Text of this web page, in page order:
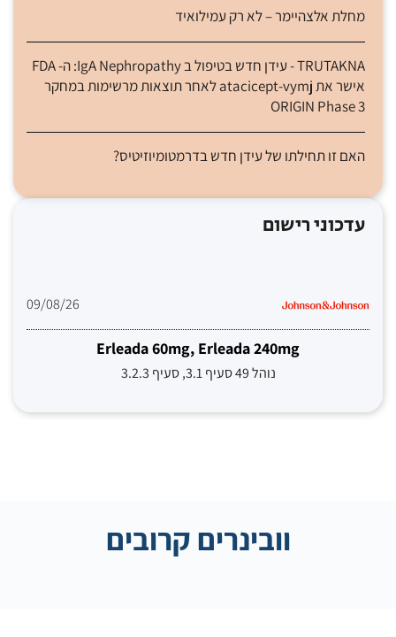
מחלת אלצהיימר – לא רק עמילואיד
TRUTAKNA - עידן חדש בטיפול ב IgA Nephropathy: ה- FDA
אישר את atacicept-vymj לאחר תוצאות מרשימות במחקר
ORIGIN Phase 3
האם זו תחילתו של עידן חדש בדרמטומיוזיטיס?
עדכוני רישום
09/08/26
Erleada 60mg, Erleada 240mg
נוהל 49 סעיף 3.1, סעיף 3.2.3
וובינרים קרובים